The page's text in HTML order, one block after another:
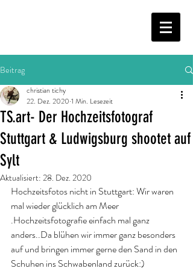
Beitrag
TS.art- Der Hochzeitsfotograf
Stuttgart & Ludwigsburg shootet auf
Sylt
christian tichy
22. Dez. 2020 1 Min. Lesezeit
Aktualisiert: 28. Dez. 2020
Hochzeitsfotos nicht in Stuttgart: Wir waren
mal wieder glücklich am Meer
.Hochzeitsfotografie einfach mal ganz
anders..Da blühen wir immer ganz besonders
auf und bringen immer gerne den Sand in den
Schuhen ins Schwabenland zurück:)